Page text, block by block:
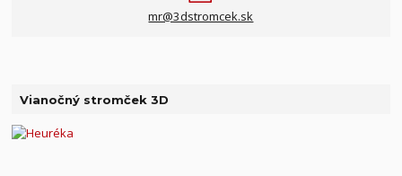
mr@3dstromcek.sk
Vianočný stromček 3D